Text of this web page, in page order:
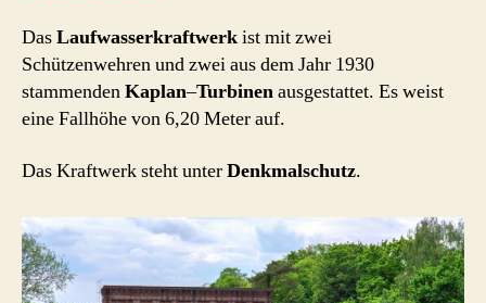
DasLaufwasserkraftwerkist mit zwei
Schützenwehren und zwei aus dem Jahr 1930
stammendenKaplan–Turbinenausgestattet. Es weist
eine Fallhöhe von 6,20 Meter auf.
Das Kraftwerk steht unterDenkmalschutz.